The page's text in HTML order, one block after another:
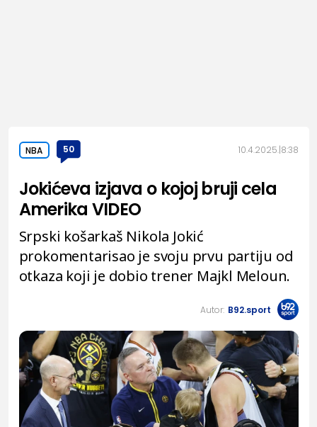
NBA 50 10.4.2025. 8:38
Jokićeva izjava o kojoj bruji cela
Amerika VIDEO
Srpski košarkaš Nikola Jokić
prokomentarisao je svoju prvu partiju od
otkaza koji je dobio trener Majkl Meloun.
Autor: B92.sport